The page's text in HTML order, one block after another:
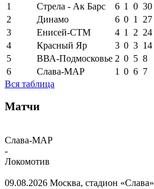
1
Стрела - Ак Барс 6 1 0 30
2
Динамо 6 0 1
27
3
Енисей-СТМ 4 1 2 24
4
Красный Яр 3 0 3 14
5
ВВА-Подмосковье 2 0 5 8
6
Слава-МАР 1 0 6 7
Вся таблица
Матчи
Слава-МАР
-
Локомотив
09.08.2026 Москва, стадион «Слава»